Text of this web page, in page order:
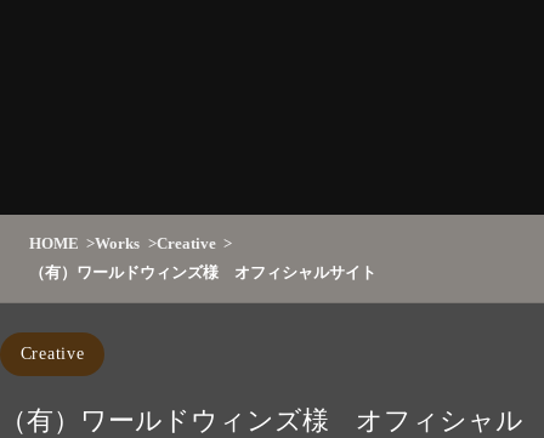
HOME Works
Creative
（有）ワールドウィンズ様 オフィシャルサイト
Creative
（有）ワールドウィンズ様 オフィシャル